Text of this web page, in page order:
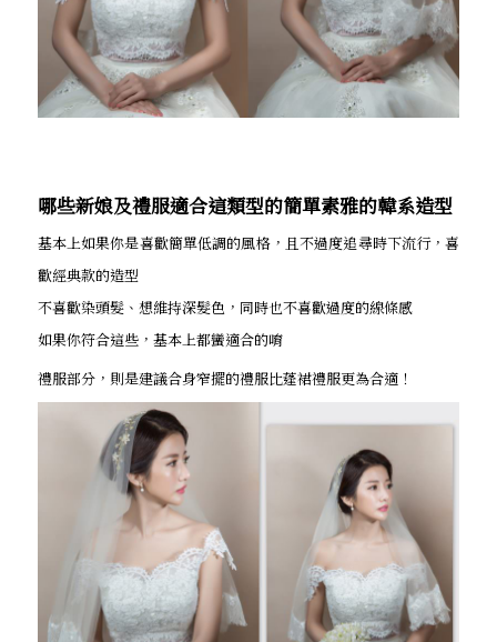
哪些新娘及禮服適合這類型的簡單素雅的韓系造型
基本上如果你是喜歡簡單低調的風格，且不過度追尋時下流行，喜
歡經典款的造型
不喜歡染頭髮、想維持深髮色，同時也不喜歡過度的線條感
如果你符合這些，基本上都蠻適合的唷
禮服部分，則是建議合身窄擺的禮服比蓬裙禮服更為合適！